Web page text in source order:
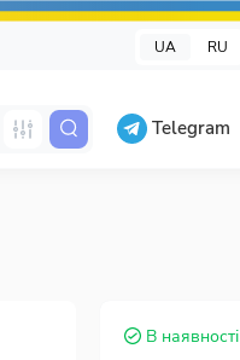
UA RU
Telegram
В наявності